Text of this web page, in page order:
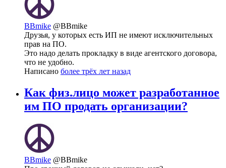
BBmike @BBmike
Друзья, у которых есть ИП не имеют исключительных
прав на ПО.
Это надо делать прокладку в виде агентского договора,
что не удобно.
Написано более трёх лет назад
Как физ.лицо может разработанное
им ПО продать организации?
BBmike @BBmike